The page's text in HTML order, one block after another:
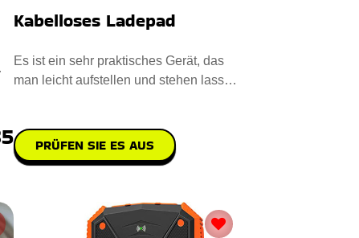
Kabelloses Ladepad
Es ist ein sehr praktisches Gerät, das
man leicht aufstellen und stehen lassen
PRÜFEN SIE ES AUS